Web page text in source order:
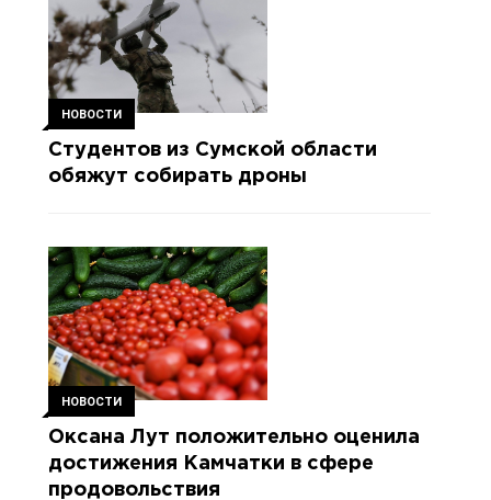
НОВОСТИ
Студентов из Сумской области
обяжут собирать дроны
НОВОСТИ
Оксана Лут положительно оценила
достижения Камчатки в сфере
продовольствия